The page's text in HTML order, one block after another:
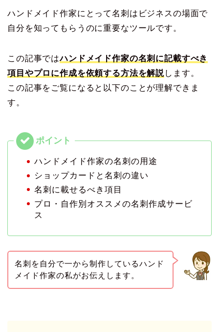
ハンドメイド作家にとって名刺はビジネスの場面で
自分を知ってもらうのに重要なツールです。
この記事ではハンドメイド作家の名刺に記載すべき
項目やプロに作成を依頼する方法を解説します。
この記事をご覧になると以下のことが理解できま
す。
ハンドメイド作家の名刺の用途
ショップカードと名刺の違い
名刺に載せるべき項目
プロ・自作別オススメの名刺作成サービ
ス
名刺を自分で一から制作しているハンド
メイド作家の私がお伝えします。